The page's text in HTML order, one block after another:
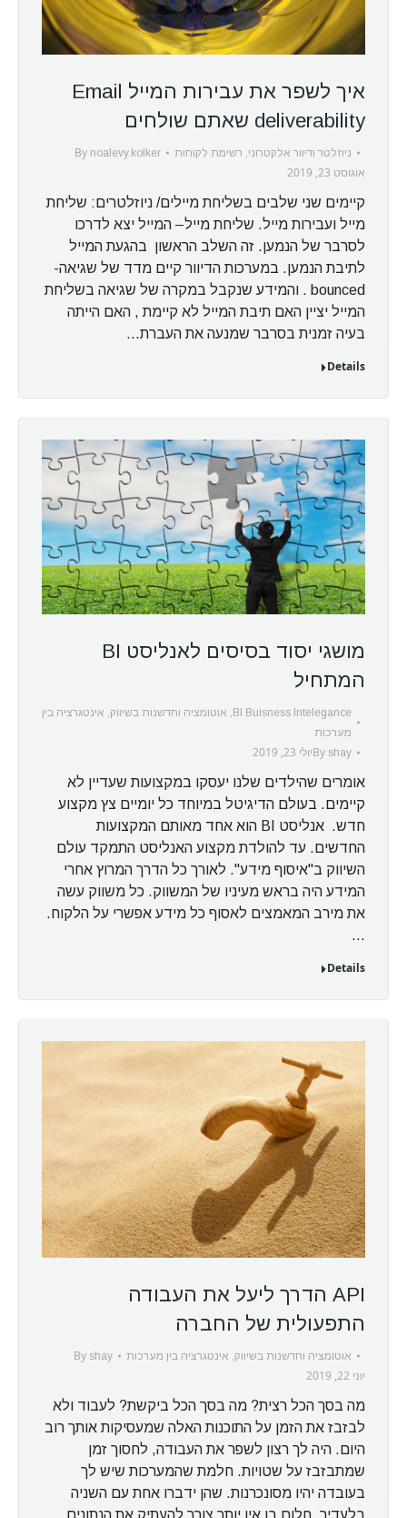
איך לשפר את עבירות המייל Email
deliverability שאתם שולחים
ניוזלטר ודיוור אלקטרוני רשימת לקוחות By noalevy.kolker
אוגוסט 23, 2019
קיימים שני שלבים בשליחת מיילים/ ניוזלטרים: שליחת
מייל ועבירות מייל. שליחת מייל– המייל יצא לדרכו
לסרבר של הנמען. זה השלב הראשון בהגעת המייל
לתיבת הנמען. במערכות הדיוור קיים מדד של שגיאה-
bounced . והמידע שנקבל במקרה של שגיאה בשליחת
המייל יציין האם תיבת המייל לא קיימת , האם הייתה
בעיה זמנית בסרבר שמנעה את העברת…
Details
מושגי יסוד בסיסים לאנליסט BI
המתחיל
BI Buisness Intelegance
, אוטומציה וחדשנות בשיווק, אינטגרציה בין
מערכות
By shay
יולי 23, 2019
אומרים שהילדים שלנו יעסקו במקצועות שעדיין לא
קיימים. בעולם הדיגיטל במיוחד כל יומיים צץ מקצוע
חדש. אנליסט BI הוא אחד מאותם המקצועות
החדשים. עד להולדת מקצוע האנליסט התמקד עולם
השיווק ב"איסוף מידע". לאורך כל הדרך המרוץ אחרי
המידע היה בראש מעיניו של המשווק. כל משווק עשה
את מירב המאמצים לאסוף כל מידע אפשרי על הלקוח.
…
Details
API הדרך ליעל את העבודה
התפעולית של החברה
אוטומציה וחדשנות בשיווק אינטגרציה בין מערכות By shay
יוני 22, 2019
מה בסך הכל רצית? מה בסך הכל ביקשת? לעבוד ולא
לבזבז את הזמן על התוכנות האלה שמעסיקות אותך רוב
היום. היה לך רצון לשפר את העבודה, לחסוך זמן
שמתבזבז על שטויות. חלמת שהמערכות שיש לך
בעובדה יהיו מסונכרנות. שהן ידברו אחת עם השניה
בלעדיך. חלום בו אין יותר צורך להעתיק את הנתונים